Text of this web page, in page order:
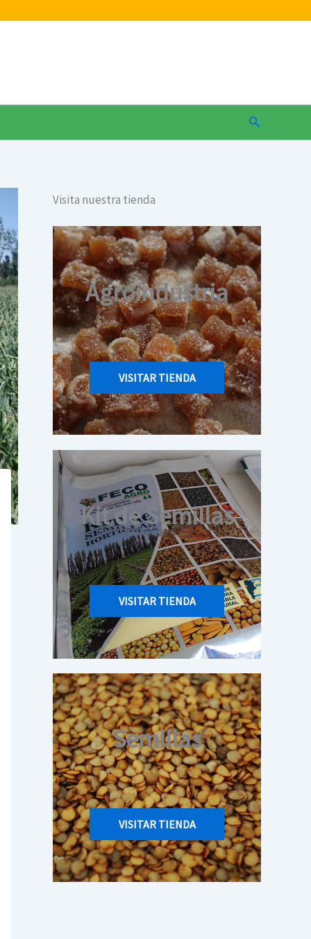
Buscar
Visita nuestra tienda
Agroindustria
VISITAR TIENDA
Kit de Semillas
VISITAR TIENDA
Semillas
VISITAR TIENDA